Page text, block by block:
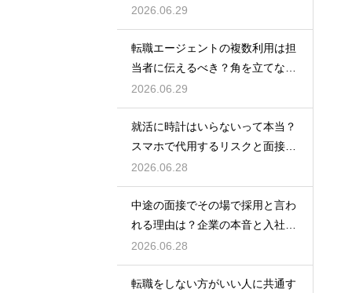
でいくためのコツ
2026.06.29
転職エージェントの複数利用は担
当者に伝えるべき？角を立てない
上手な伝え方
2026.06.29
就活に時計はいらないって本当？
スマホで代用するリスクと面接官
に与える印象
2026.06.28
中途の面接でその場で採用と言わ
れる理由は？企業の本音と入社を
決める前の注意点
2026.06.28
転職をしない方がいい人に共通す